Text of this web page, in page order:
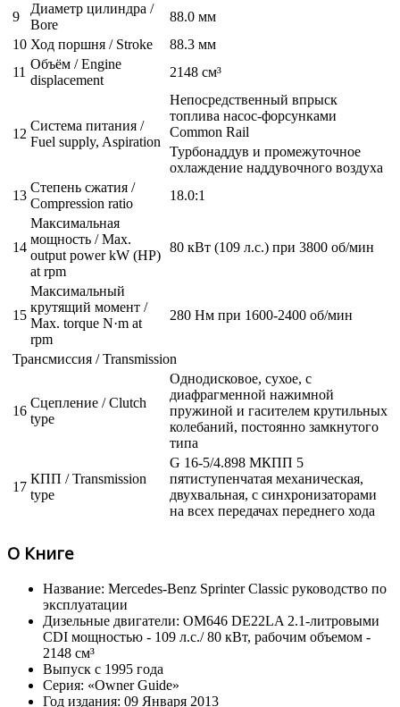
9
Диаметр цилиндра /
Bore
88.0 мм
10 Ход поршня / Stroke
88.3 мм
11
Объём / Engine
displacement
2148 см³
12
Система питания /
Fuel supply, Aspiration
Непосредственный впрыск
топлива насос-форсунками
Common Rail
Турбонаддув и промежуточное
охлаждение наддувочного воздуха
13
Степень сжатия /
Compression ratio
18.0:1
14
Максимальная
мощность / Max.
output power kW (HP)
at rpm
80 кВт (109 л.с.) при 3800 об/мин
15
Максимальный
крутящий момент /
Max. torque N·m at
rpm
280 Нм при 1600-2400 об/мин
Трансмиссия / Transmission
16
Сцепление / Clutch
type
Однодисковое, сухое, с
диафрагменной нажимной
пружиной и гасителем крутильных
колебаний, постоянно замкнутого
типа
17
КПП / Transmission
type
G 16-5/4.898 МКПП 5
пятиступенчатая механическая,
двухвальная, с синхронизаторами
на всех передачах переднего хода
О Книге
Название: Mercedes-Benz Sprinter Classic руководство по
эксплуатации
Дизельные двигатели: OM646 DE22LA 2.1-литровыми
CDI мощностью - 109 л.с./ 80 кВт, рабочим объемом -
2148 см³
Выпуск с 1995 года
Серия: «Owner Guide»
Год издания: 09 Января 2013